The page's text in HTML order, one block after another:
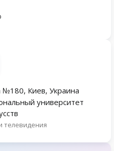
Киев, Украина
университет
телевидения